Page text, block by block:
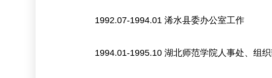
1992.07-1994.01 浠水县委办公室工作
1994.01-1995.10 湖北师范学院人事处、组